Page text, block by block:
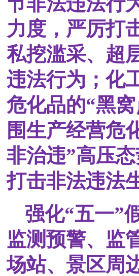
力度，严厉打
私挖滥采、超
违法行为；化
危化品的“黑
围生产经营危
非治违”高压
打击非法违法
强化“五一”
监测预警、监
场站、景区周